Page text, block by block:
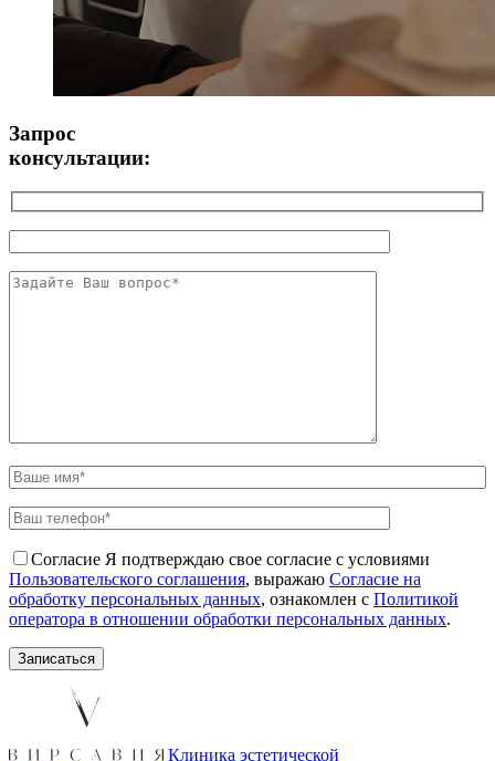
Запрос
консультации:
Согласие Я подтверждаю свое согласие с условиями
Пользовательского соглашения, выражаю Согласие на
обработку персональных данных, ознакомлен с Политикой
оператора в отношении обработки персональных данных.
Клиника эстетической